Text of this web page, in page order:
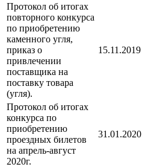
Протокол об итогах
повторного конкурса
по приобретению
каменного угля,
приказ о
привлечении
поставщика на
поставку товара
(угля).
15.11.2019
Протокол об итогах
конкурса по
приобретению
проездных билетов
на апрель-август
2020г.
31.01.2020